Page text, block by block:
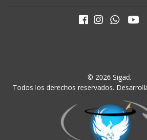
© 2026 Sigad.
Todos los derechos reservados.